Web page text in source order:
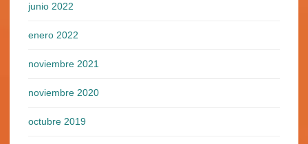
junio 2022
enero 2022
noviembre 2021
noviembre 2020
octubre 2019